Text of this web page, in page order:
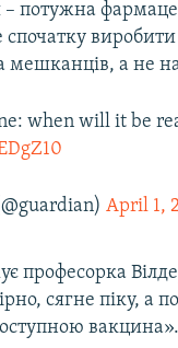
– потужна
спочатку
мешканців, а не
when will it be
April 1,
професорка
сягне піку, а
вакцина».